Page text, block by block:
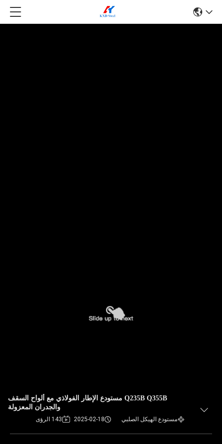
Q235B Q355B مستودع الإطار الفولاذي مع ألواح السقف
والجدران المعزولة
مستودع الهيكل الصلبي 2025-02-18 143 الرؤى